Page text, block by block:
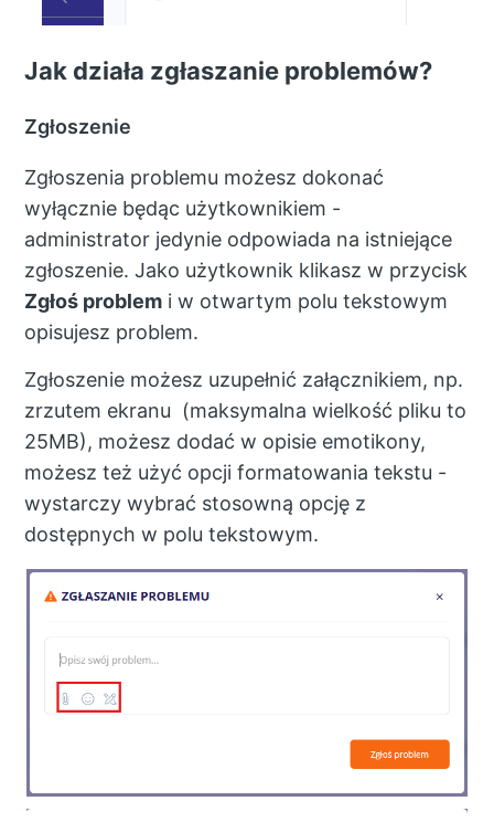
Jak działa zgłaszanie problemów?
Zgłoszenie
Zgłoszenia problemu możesz dokonać
wyłącznie będąc użytkownikiem -
administrator jedynie odpowiada na istniejące
zgłoszenie. Jako użytkownik klikasz w przycisk
Zgłoś problem i w otwartym polu tekstowym
opisujesz problem.
Zgłoszenie możesz uzupełnić załącznikiem, np.
zrzutem ekranu (maksymalna wielkość pliku to
25MB), możesz dodać w opisie emotikony,
możesz też użyć opcji formatowania tekstu -
wystarczy wybrać stosowną opcję z
dostępnych w polu tekstowym.